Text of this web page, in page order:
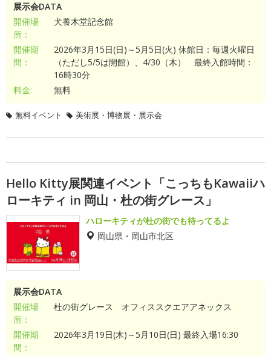
展示会DATA
開催場
所：
犬養木堂記念館
開催期
間：
2026年3月15日(日)～5月5日(火) 休館日：毎週火曜日
（ただし5/5は開館）、4/30（木） 最終入館時間：
16時30分
料金:
無料
無料イベント 美術展・博物展・展示会
Hello Kitty展関連イベント「こっちもKawaiiハ
ローキティ in 岡山・杜の街グレース」
ハローキティが杜の街でも待ってるよ
岡山県・岡山市北区
展示会DATA
開催場
所：
杜の街グレース オフィススクエアアネックス
開催期
間：
2026年3月19日(木)～5月10日(日) 最終入場16:30